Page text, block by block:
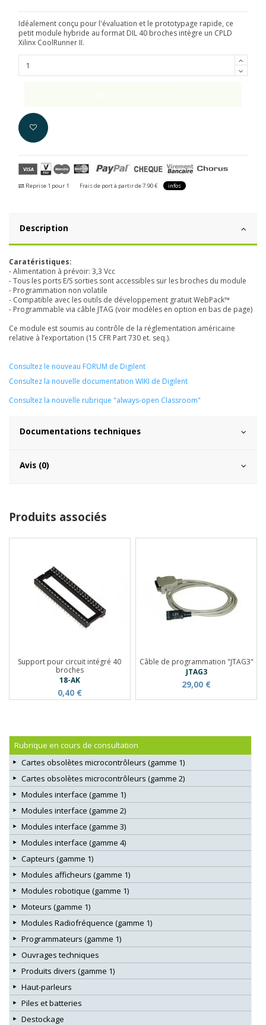
Idéalement conçu pour l'évaluation et le prototypage rapide, ce
petit module hybride au format DIL 40 broches intègre un CPLD
Xilinx CoolRunner II.
Reprise 1 pour 1 Frais de port à partir de 7.90 € infos
Description
Caratéristiques:
- Alimentation à prévoir: 3,3 Vcc
- Tous les ports E/S sorties sont accessibles sur les broches du module
- Programmation non volatile
- Compatible avec les outils de développement gratuit WebPack™
- Programmable via câble JTAG (voir modèles en option en bas de page)
Ce module est soumis au contrôle de la réglementation américaine
relative à l’exportation (15 CFR Part 730 et. seq.).
Consultez le nouveau FORUM de Digilent
Consultez la nouvelle documentation WIKI de Digilent
Consultez la nouvelle rubrique "always-open Classroom"
Documentations techniques
Avis (0)
Produits associés
Support pour circuit intégré 40
broches
18-AK
0,40 €
Câble de programmation "JTAG3"
JTAG3
29,00 €
Rubrique en cours de consultation
Cartes obsolètes microcontrôleurs (gamme 1)
Cartes obsolètes microcontrôleurs (gamme 2)
Modules interface (gamme 1)
Modules interface (gamme 2)
Modules interface (gamme 3)
Modules interface (gamme 4)
Capteurs (gamme 1)
Modules afficheurs (gamme 1)
Modules robotique (gamme 1)
Moteurs (gamme 1)
Modules Radiofréquence (gamme 1)
Programmateurs (gamme 1)
Ouvrages techniques
Produits divers (gamme 1)
Haut-parleurs
Piles et batteries
Destockage